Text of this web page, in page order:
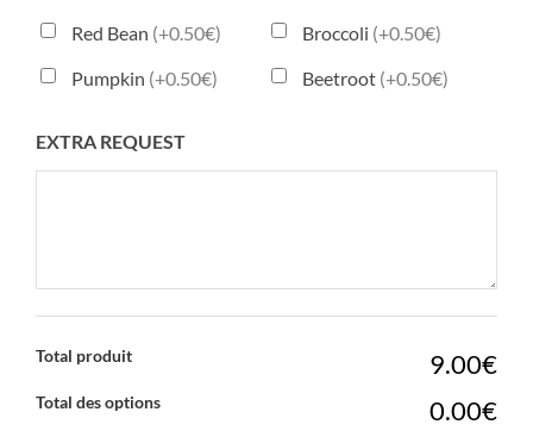
Red Bean (+0.50€) Broccoli (+0.50€)
Pumpkin (+0.50€) Beetroot (+0.50€)
EXTRA REQUEST
Total produit 9.00€
Total des options 0.00€